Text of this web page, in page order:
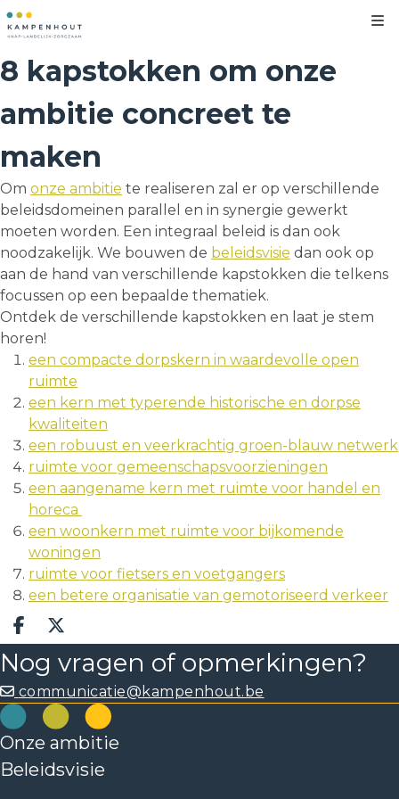
8 kapstokken om onze
ambitie concreet te
maken
Om onze ambitie te realiseren zal er op verschillende
beleidsdomeinen parallel en in synergie gewerkt
moeten worden. Een integraal beleid is dan ook
noodzakelijk. We bouwen de beleidsvisie dan ook op
aan de hand van verschillende kapstokken die telkens
focussen op een bepaalde thematiek.
Ontdek de verschillende kapstokken en laat je stem
horen!
een compacte dorpskern in waardevolle open
ruimte
een kern met typerende historische en dorpse
kwaliteiten
een robuust en veerkrachtig groen-blauw netwerk
ruimte voor gemeenschapsvoorzieningen
een aangename kern met ruimte voor handel en
horeca
een woonkern met ruimte voor bijkomende
woningen
ruimte voor fietsers en voetgangers
een betere organisatie van gemotoriseerd verkeer
Deel op facebook
Deel op X
Nog vragen of opmerkingen?
communicatie@kampenhout.be
Onze ambitie
Beleidsvisie